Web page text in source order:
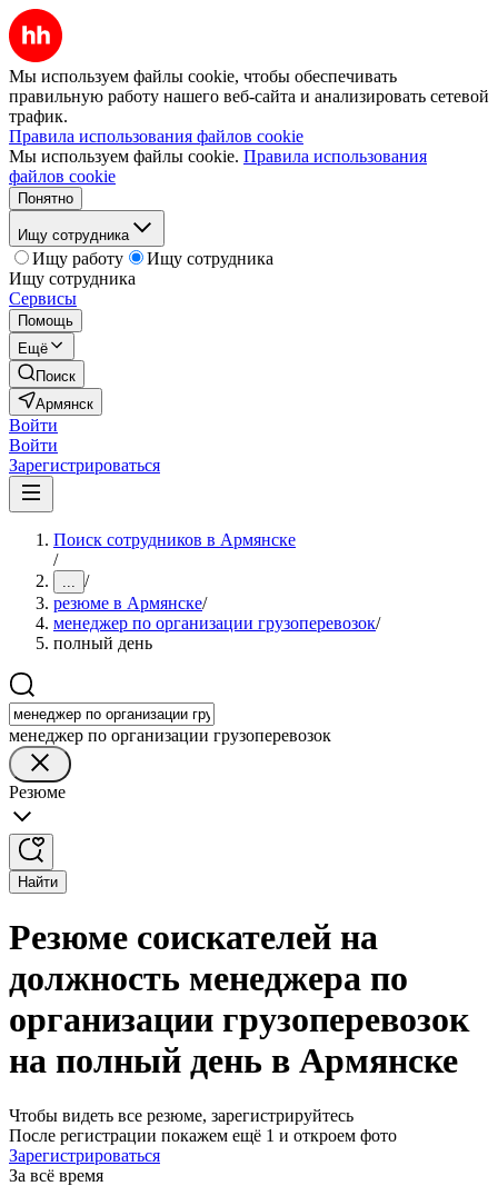
Мы используем файлы cookie, чтобы обеспечивать
правильную работу нашего веб-сайта и анализировать сетевой
трафик.
Правила использования файлов cookie
Мы используем файлы cookie. Правила использования
файлов cookie
Понятно
Ищу сотрудника
Ищу работу
Ищу сотрудника
Ищу сотрудника
Сервисы
Помощь
Ещё
Поиск
Армянск
Войти
Войти
Зарегистрироваться
Поиск сотрудников в Армянске
/
... /
резюме в Армянске/
менеджер по организации грузоперевозок/
полный день
менеджер по организации грузоперевозок
Резюме
Найти
Резюме соискателей на
должность менеджера по
организации грузоперевозок
на полный день в Армянске
Чтобы видеть все резюме, зарегистрируйтесь
После регистрации покажем ещё 1 и откроем фото
Зарегистрироваться
За всё время